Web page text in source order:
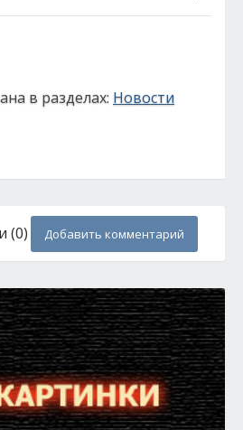
в разделах: Новости
(0) Добавить комментарий